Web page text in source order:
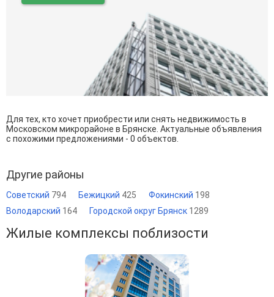
Для тех, кто хочет приобрести или снять недвижимость в
Московском микрорайоне в Брянске. Актуальные объявления
с похожими предложениями - 0 объектов.
Другие районы
Советский 794 Бежицкий 425 Фокинский 198
Володарский 164 Городской округ Брянск 1289
Жилые комплексы поблизости